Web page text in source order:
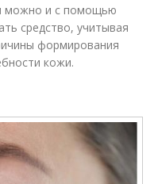
можно и с помощью
средство, учитывая
формирования
кожи.